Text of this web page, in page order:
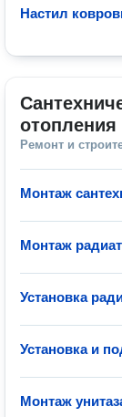
Настил
отопления
Ремонт и
Монтаж
Монтаж
Установка
Установка и
Монтаж